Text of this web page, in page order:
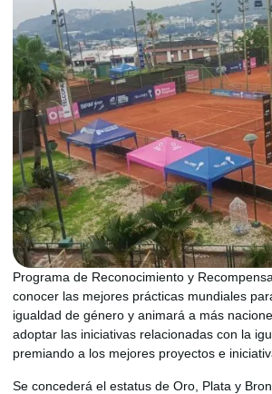
Programa de Reconocimiento y
conocer las mejores prácticas mundiales
igualdad de género y animará a más
adoptar las iniciativas relacionadas con la
premiando a los mejores proyectos e
Se concederá el estatus de Oro, Plata y